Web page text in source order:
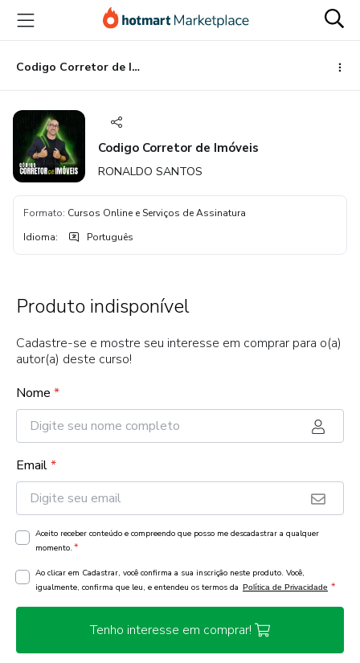
para
conteúdo
principal
para
pagamento
para
rodapé
Codigo Corretor de Imóveis
Codigo Corretor de Imóveis
RONALDO SANTOS
Formato: Cursos Online e Serviços de Assinatura
Idioma: Português
Produto indisponível
Cadastre-se e mostre seu interesse em comprar para o(a)
autor(a) deste curso!
Nome *
Email*
Aceito receber conteúdo e compreendo que posso me descadastrar a qualquer
momento. *
Ao clicar em Cadastrar, você confirma a sua inscrição neste produto. Você,
igualmente, confirma que leu, e entendeu os termos da Política de Privacidade *
Tenho interesse em comprar!